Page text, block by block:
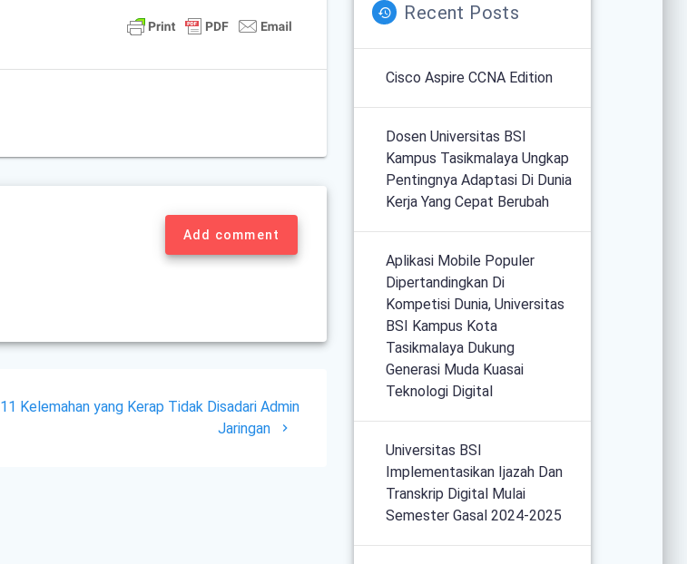
Add comment
Next
11 Kelemahan yang Kerap Tidak Disadari Admin
Jaringan
Recent Posts
Cisco Aspire CCNA Edition
Dosen Universitas BSI
Kampus Tasikmalaya Ungkap
Pentingnya Adaptasi Di Dunia
Kerja Yang Cepat Berubah
Aplikasi Mobile Populer
Dipertandingkan Di
Kompetisi Dunia, Universitas
BSI Kampus Kota
Tasikmalaya Dukung
Generasi Muda Kuasai
Teknologi Digital
Universitas BSI
Implementasikan Ijazah Dan
Transkrip Digital Mulai
Semester Gasal 2024-2025